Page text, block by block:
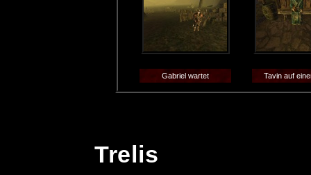
Gabriel wartet Tavin auf
Trelis